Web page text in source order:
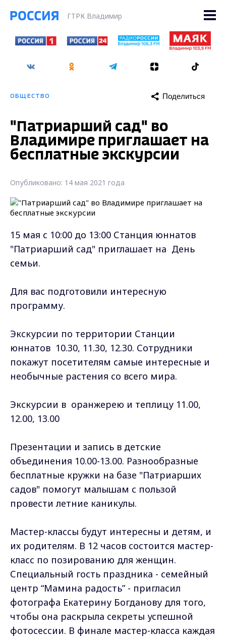
ГТРК Владимир
ОБЩЕСТВО Поделиться
"Патриарший сад" во
Владимире приглашает на
бесплатные экскурсии
Опубликовано: 14 мая 2021 года
15 мая с 10:00 до 13:00 Станция юннатов
"Патриарший сад" приглашает на День
семьи.
Для вас подготовили интересную
программу.
Экскурсии по территории Станции
юннатов 10.30, 11.30, 12.30. Сотрудники
покажут посетителям самые интересные и
необычные растения со всего мира.
Экскурсии в оранжерею и теплицу 11.00,
12.00, 13.00
Презентации и запись в детские
объединения 10.00-13.00. Разнообразные
бесплатные кружки на базе "Патриарших
садов" помогут малышам с пользой
провести летние каникулы.
Мастер-классы будут интересны и детям, и
их родителям. В 12 часов состоится мастер-
класс по позированию для женщин.
Специальный гость праздника - семейный
центр “Мамина радость” - пригласил
фотографа Екатерину Богданову для того,
чтобы она раскрыла секреты успешной
фотосессии. В финале мастер-класса каждая